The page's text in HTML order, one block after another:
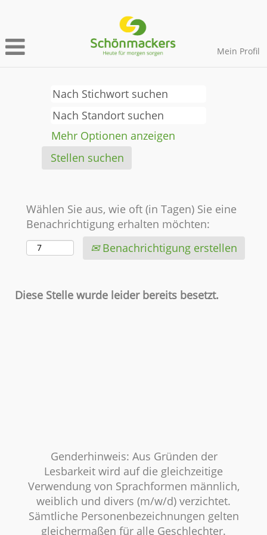
Mein Profil
Mehr Optionen anzeigen
Wählen Sie aus, wie oft (in Tagen) Sie eine
Benachrichtigung erhalten möchten:
Benachrichtigung erstellen
Diese Stelle wurde leider bereits besetzt.
Genderhinweis: Aus Gründen der
Lesbarkeit wird auf die gleichzeitige
Verwendung von Sprachformen männlich,
weiblich und divers (m/w/d) verzichtet.
Sämtliche Personenbezeichnungen gelten
gleichermaßen für alle Geschlechter.